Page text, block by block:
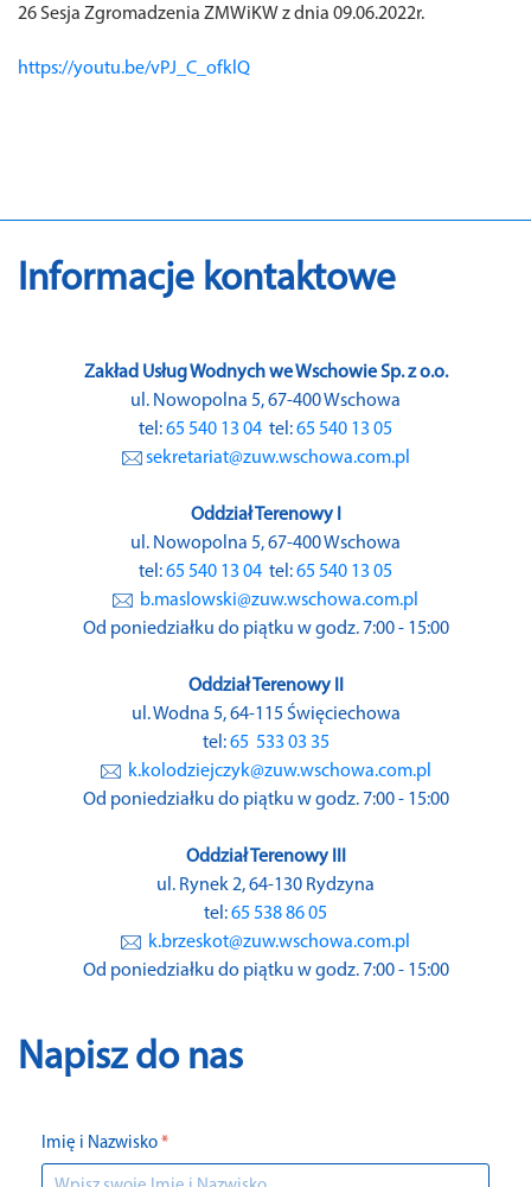
26 Sesja Zgromadzenia ZMWiKW z dnia 09.06.2022r.
https://youtu.be/vPJ_C_ofklQ
Informacje kontaktowe
Zakład Usług Wodnych we Wschowie Sp. z o.o.
ul. Nowopolna 5, 67-400 Wschowa
tel:65 540 13 04 tel:65 540 13 05
sekretariat@zuw.wschowa.com.pl
Oddział Terenowy I
ul. Nowopolna 5, 67-400 Wschowa
tel:65 540 13 04 tel:65 540 13 05
b.maslowski@zuw.wschowa.com.pl
Od poniedziałku do piątku w godz. 7:00 - 15:00
Oddział Terenowy II
ul. Wodna 5, 64-115 Święciechowa
tel:65 533 03 35
k.kolodziejczyk@zuw.wschowa.com.pl
Od poniedziałku do piątku w godz. 7:00 - 15:00
Oddział Terenowy III
ul. Rynek 2, 64-130 Rydzyna
tel:65 538 86 05
k.brzeskot@zuw.wschowa.com.pl
Od poniedziałku do piątku w godz. 7:00 - 15:00
Napisz do nas
Imię i Nazwisko *